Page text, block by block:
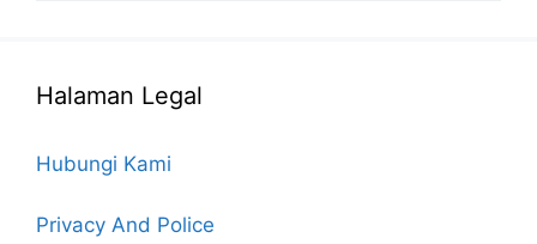
Halaman Legal
Hubungi Kami
Privacy And Police